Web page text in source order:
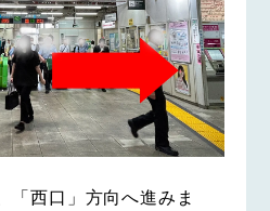
「西口」方向へ進みま